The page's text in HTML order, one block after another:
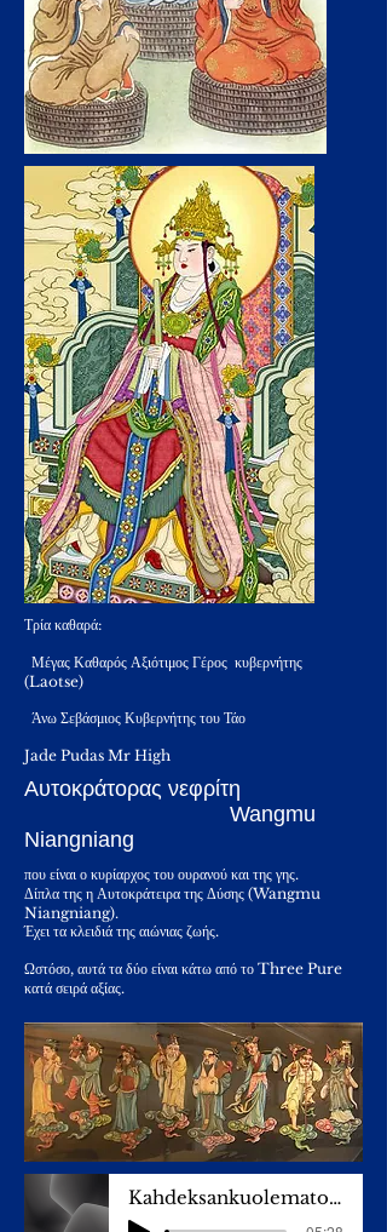
Τρία καθαρά:
Μέγας Καθαρός Αξιότιμος Γέρος κυβερνήτης
(Laotse)
Άνω Σεβάσμιος Κυβερνήτης του Τάο
Jade Pudas Mr High
Αυτοκράτορας νεφρίτη
Wangmu
Niangniang
που είναι ο κυρίαρχος του ουρανού και της γης.
Δίπλα της η Αυτοκράτειρα της Δύσης (Wangmu
Niangniang).
Έχει τα κλειδιά της αιώνιας ζωής.
Ωστόσο, αυτά τα δύο είναι κάτω από το Three Pure
κατά σειρά αξίας.
Kahdeksankuolematonta